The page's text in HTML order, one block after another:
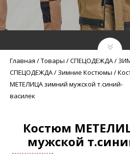
Главная /Товары /СПЕЦОДЕЖДА/
СПЕЦОДЕЖДА/ Зимние Костюмы /
МЕТЕЛИЦА зимний мужской т.синий-
василек
Костюм
мужской